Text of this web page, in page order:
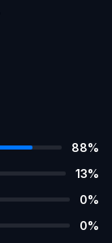
88%
13%
0%
0%